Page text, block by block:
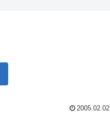
2005.02.02